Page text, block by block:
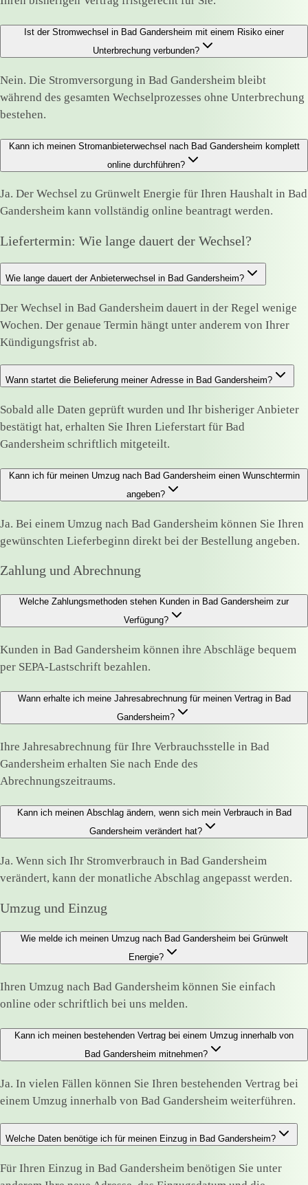
Ist der Stromwechsel in Bad Gandersheim mit einem Risiko einer
Unterbrechung verbunden?
Nein. Die Stromversorgung in Bad Gandersheim bleibt
während des gesamten Wechselprozesses ohne Unterbrechung
bestehen.
Kann ich meinen Stromanbieterwechsel nach Bad Gandersheim komplett
online durchführen?
Ja. Der Wechsel zu Grünwelt Energie für Ihren Haushalt in Bad
Gandersheim kann vollständig online beantragt werden.
Liefertermin: Wie lange dauert der Wechsel?
Wie lange dauert der Anbieterwechsel in Bad Gandersheim?
Der Wechsel in Bad Gandersheim dauert in der Regel wenige
Wochen. Der genaue Termin hängt unter anderem von Ihrer
Kündigungsfrist ab.
Wann startet die Belieferung meiner Adresse in Bad Gandersheim?
Sobald alle Daten geprüft wurden und Ihr bisheriger Anbieter
bestätigt hat, erhalten Sie Ihren Lieferstart für Bad
Gandersheim schriftlich mitgeteilt.
Kann ich für meinen Umzug nach Bad Gandersheim einen Wunschtermin
angeben?
Ja. Bei einem Umzug nach Bad Gandersheim können Sie Ihren
gewünschten Lieferbeginn direkt bei der Bestellung angeben.
Zahlung und Abrechnung
Welche Zahlungsmethoden stehen Kunden in Bad Gandersheim zur
Verfügung?
Kunden in Bad Gandersheim können ihre Abschläge bequem
per SEPA-Lastschrift bezahlen.
Wann erhalte ich meine Jahresabrechnung für meinen Vertrag in Bad
Gandersheim?
Ihre Jahresabrechnung für Ihre Verbrauchsstelle in Bad
Gandersheim erhalten Sie nach Ende des
Abrechnungszeitraums.
Kann ich meinen Abschlag ändern, wenn sich mein Verbrauch in Bad
Gandersheim verändert hat?
Ja. Wenn sich Ihr Stromverbrauch in Bad Gandersheim
verändert, kann der monatliche Abschlag angepasst werden.
Umzug und Einzug
Wie melde ich meinen Umzug nach Bad Gandersheim bei Grünwelt
Energie?
Ihren Umzug nach Bad Gandersheim können Sie einfach
online oder schriftlich bei uns melden.
Kann ich meinen bestehenden Vertrag bei einem Umzug innerhalb von
Bad Gandersheim mitnehmen?
Ja. In vielen Fällen können Sie Ihren bestehenden Vertrag bei
einem Umzug innerhalb von Bad Gandersheim weiterführen.
Welche Daten benötige ich für meinen Einzug in Bad Gandersheim?
Für Ihren Einzug in Bad Gandersheim benötigen Sie unter